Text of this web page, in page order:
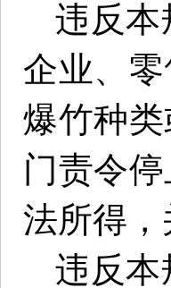
违反本
企业、
爆竹种
门责令
法所得
违反本